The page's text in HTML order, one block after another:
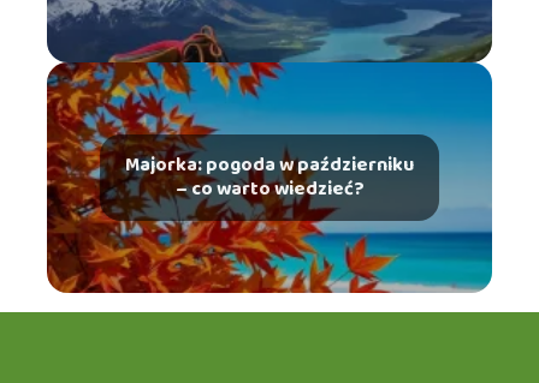
Majorka: pogoda w październiku
– co warto wiedzieć?